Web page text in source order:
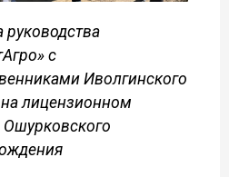
руководства
с
Иволгинского
лицензионном
Ошурковского